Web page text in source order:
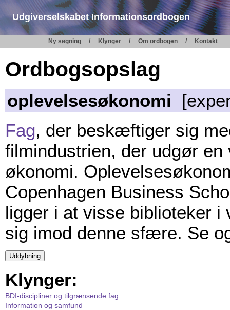
Udgiverselskabet Informationsordbogen
Ny søgning Klynger Om ordbogen Kontakt
Ordbogsopslag
oplevelsesøkonomi
Fag, der beskæftiger sig
filmindustrien, der udgør
økonomi.
Copenhagen Business
ligger i at visse biblioteker i
sig imod denne sfære. Se
Klynger:
BDI-discipliner og tilgrænsende fag
Information og samfund